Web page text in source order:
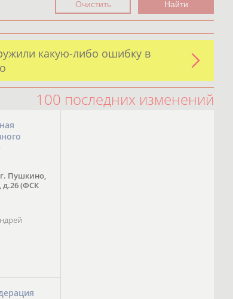
какую-либо ошибку в
100 последних изменений
Пушкино,
д.26 (ФСК